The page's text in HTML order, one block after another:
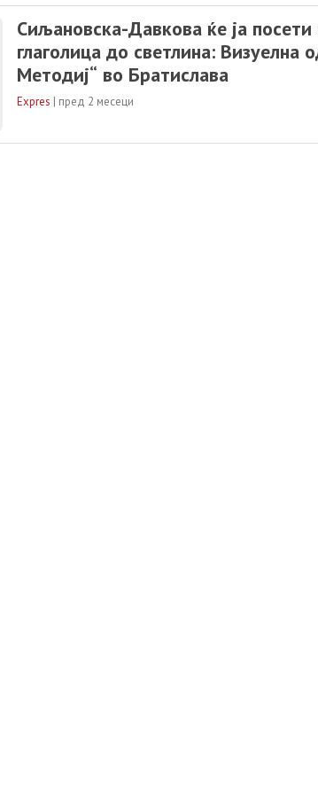
на изложбата, Кирил
Сиљановска-Давкова ќе ја
глаголица до светлина: Визуелна
Методиј“ во Братислава
Expres | пред 2 месеци